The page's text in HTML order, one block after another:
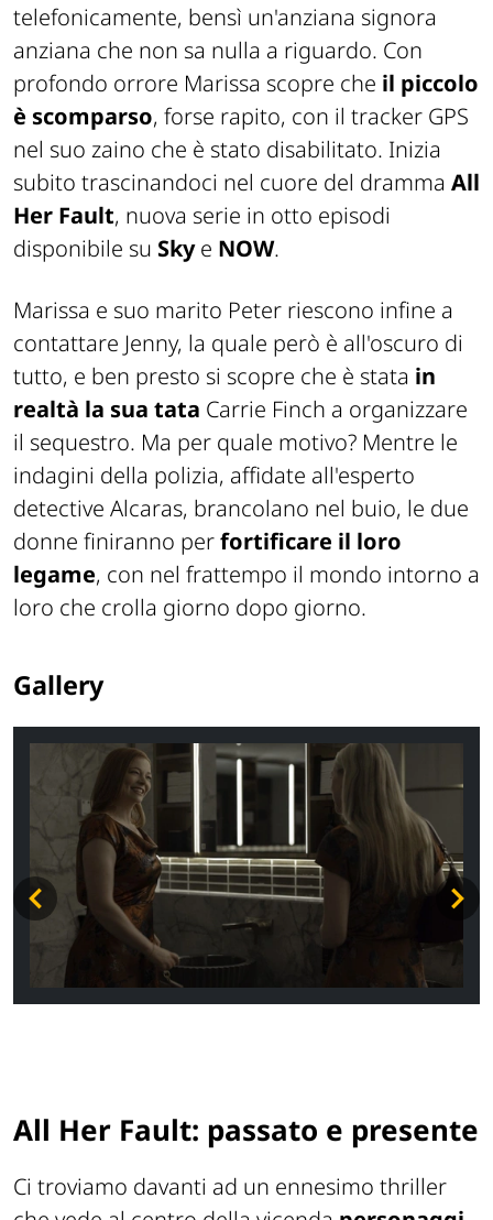
telefonicamente, bensì un'anziana signora
anziana che non sa nulla a riguardo. Con
profondo orrore Marissa scopre che il piccolo
è scomparso, forse rapito, con il tracker GPS
nel suo zaino che è stato disabilitato. Inizia
subito trascinandoci nel cuore del dramma All
Her Fault, nuova serie in otto episodi
disponibile su Skye NOW.
Marissa e suo marito Peter riescono infine a
contattare Jenny, la quale però è all'oscuro di
tutto, e ben presto si scopre che è stata in
realtà la sua tata Carrie Finch a organizzare
il sequestro. Ma per quale motivo? Mentre le
indagini della polizia, affidate all'esperto
detective Alcaras, brancolano nel buio, le due
donne finiranno perfortificare il loro
legame, con nel frattempo il mondo intorno a
loro che crolla giorno dopo giorno.
Gallery
All Her Fault: passato e presente
Ci troviamo davanti ad un ennesimo thriller